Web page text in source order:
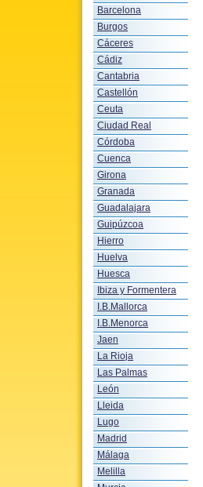
Barcelona
Burgos
Cáceres
Cádiz
Cantabria
Castellón
Ceuta
Ciudad Real
Córdoba
Cuenca
Girona
Granada
Guadalajara
Guipúzcoa
Hierro
Huelva
Huesca
Ibiza y Formentera
I.B.Mallorca
I.B.Menorca
Jaen
La Rioja
Las Palmas
León
Lleida
Lugo
Madrid
Málaga
Melilla